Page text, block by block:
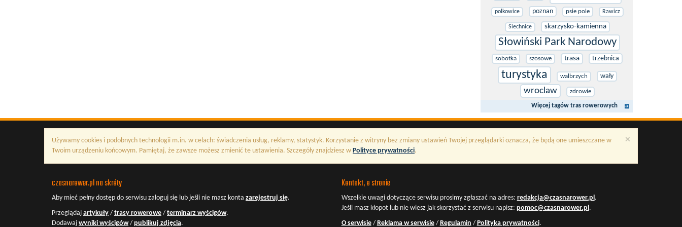
polkowice poznan psie pole Rawicz
Siechnice skarzysko-kamienna
Słowiński Park Narodowy
sobotka szosowe trasa trzebnica
turystyka walbrzych wały
wroclaw zdrowie
Więcej tagów tras rowerowych
×
Używamy cookies i podobnych technologii m.in. w celach: świadczenia usług, reklamy, statystyk. Korzystanie z witryny bez zmiany ustawień Twojej przeglądarki oznacza, że będą one umieszczane w
Twoim urządzeniu końcowym. Pamiętaj, że zawsze możesz zmienić te ustawienia. Szczegóły znajdziesz w Polityce prywatności.
czasnarower.pl na skróty
Aby mieć pełny dostęp do serwisu zaloguj się lub jeśli nie masz konta zarejestruj się.
Przeglądaj artykuły / trasy rowerowe / terminarz wyścigów.
Dodawaj wyniki wyścigów/ publikuj zdjęcia.
Kontakt, o stronie
Wszelkie uwagi dotyczące serwisu prosimy zgłaszać na adres: redakcja@czasnarower.pl.
Jeśli masz kłopot lub nie wiesz jak skorzystać z serwisu napisz: pomoc@czasnarower.pl.
O serwisie/ Reklama w serwisie/ Regulamin / Polityka prywatności.